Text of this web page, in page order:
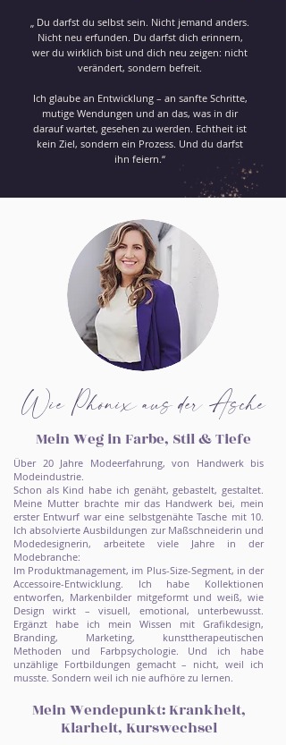
„ Du darfst du selbst sein. Nicht jemand anders.
Nicht neu erfunden. Du darfst dich erinnern,
wer du wirklich bist und dich neu zeigen: nicht
verändert, sondern befreit.
Ich glaube an Entwicklung – an sanfte Schritte,
mutige Wendungen und an das, was in dir
darauf wartet, gesehen zu werden. Echtheit ist
kein Ziel, sondern ein Prozess. Und du darfst
ihn feiern.“
Wie Phönix aus der Asche
Mein Weg in Farbe, Stil & Tiefe
Über 20 Jahre Modeerfahrung, von Handwerk bis
Modeindustrie.
Schon als Kind habe ich genäht, gebastelt, gestaltet.
Meine Mutter brachte mir das Handwerk bei, mein
erster Entwurf war eine selbstgenähte Tasche mit 10.
Ich absolvierte Ausbildungen zur Maßschneiderin und
Modedesignerin, arbeitete viele Jahre in der
Modebranche:
Im Produktmanagement, im Plus-Size-Segment, in der
Accessoire-Entwicklung. Ich habe Kollektionen
entworfen, Markenbilder mitgeformt und weiß, wie
Design wirkt – visuell, emotional, unterbewusst.
Ergänzt habe ich mein Wissen mit Grafikdesign,
Branding, Marketing, kunsttherapeutischen
Methoden und Farbpsychologie. Und ich habe
unzählige Fortbildungen gemacht – nicht, weil ich
musste. Sondern weil ich nie aufhöre zu lernen.
Mein Wendepunkt: Krankheit,
Klarheit, Kurswechsel